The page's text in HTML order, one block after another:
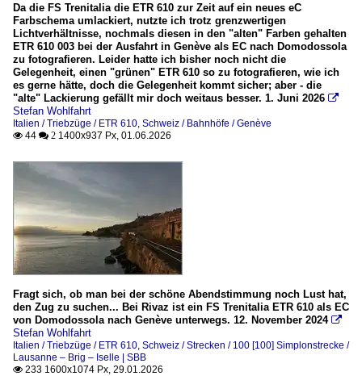
Da die FS Trenitalia die ETR 610 zur Zeit auf ein neues eC
Farbschema umlackiert, nutzte ich trotz grenzwertigen
Lichtverhältnisse, nochmals diesen in den "alten" Farben gehalten
ETR 610 003 bei der Ausfahrt in Genève als EC nach Domodossola
zu fotografieren. Leider hatte ich bisher noch nicht die
Gelegenheit, einen "grünen" ETR 610 so zu fotografieren, wie ich
es gerne hätte, doch die Gelegenheit kommt sicher; aber - die
"alte" Lackierung gefällt mir doch weitaus besser. 1. Juni 2026 
Stefan Wohlfahrt
Italien / Triebzüge / ETR 610 Schweiz / Bahnhöfe / Genève
 44  2 1400x937 Px, 01.06.2026
Fragt sich, ob man bei der schöne Abendstimmung noch Lust hat,
den Zug zu suchen... Bei Rivaz ist ein FS Trenitalia ETR 610 als EC
von Domodossola nach Genève unterwegs. 12. November 2024 
Stefan Wohlfahrt
Italien / Triebzüge / ETR 610 Schweiz / Strecken / 100 [100] Simplonstrecke /
Lausanne – Brig – Iselle | SBB
 233 1600x1074 Px, 29.01.2026